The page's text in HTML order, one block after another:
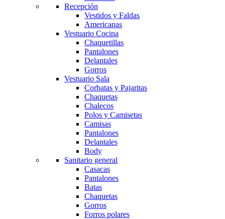
Recepción
Vestidos y Faldas
Americanas
Vestuario Cocina
Chaquetillas
Pantalones
Delantales
Gorros
Vestuario Sala
Corbatas y Pajaritas
Chaquetas
Chalecos
Polos y Camisetas
Camisas
Pantalones
Delantales
Body
Sanitario general
Casacas
Pantalones
Batas
Chaquetas
Gorros
Forros polares